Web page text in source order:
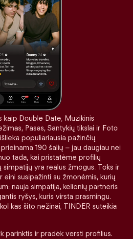
kaip Double Date, Muzikinis
Pasas, Santykių tikslai ir Foto
populiariausia pažinčių
190 šalių – jau daugiau nei
tada, kai pristatėme profilių
yra realus žmogus. Toks ir
eini susipažinti su žmonėmis, kurių
nauja simpatija, kelionių partneris
ryšys, kuris virsta prasmingu.
kas šito nežinai, TINDER suteikia
parinktis ir pradėk versti profilius.